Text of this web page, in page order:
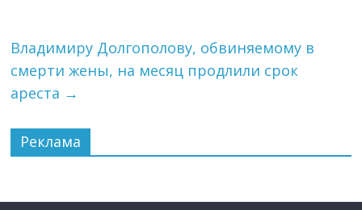
Владимиру Долгополову, обвиняемому в
смерти жены, на месяц продлили срок
ареста →
Реклама